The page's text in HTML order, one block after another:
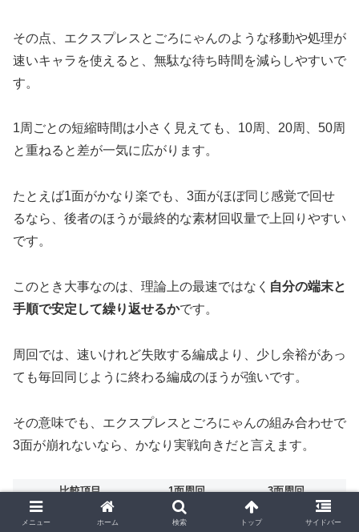
その点、エクスプレスとごろにゃんのような移動や処理が
速いキャラを使えると、無駄な待ち時間を減らしやすいで
す。
1周ごとの短縮時間は小さく見えても、10周、20周、50周
と重ねると差が一気に広がります。
たとえば1面がかなり楽でも、3面がほぼ同じ感覚で回せ
るなら、後者のほうが最終的な素材回収量で上回りやすい
です。
このとき大事なのは、理論上の最速ではなく 自分の端末と
手順で安定して繰り返せるかです。
周回では、速いけれど失敗する編成より、少し余裕があっ
ても毎回同じように終わる編成のほうが強いです。
その意味でも、エクスプレスとごろにゃんの組み合わせで
3面が崩れないなら、かなり実戦向きだと言えます。
比較項目 1面周回
3面周回
攻略の手軽さ
やや編成条件あり
メニュー ホーム 検索 トップ サイドバー